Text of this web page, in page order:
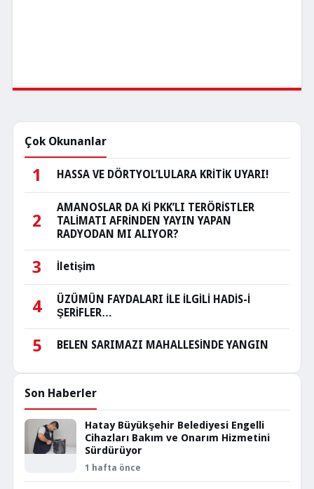
Çok Okunanlar
1 HASSA VE DÖRTYOL’LULARA KRİTİK UYARI!
2
AMANOSLAR DA Kİ PKK’LI TERÖRİSTLER
TALİMATI AFRİNDEN YAYIN YAPAN
RADYODAN MI ALIYOR?
3 İletişim
4
ÜZÜMÜN FAYDALARI İLE İLGİLİ HADİS-İ
ŞERİFLER…
5 BELEN SARIMAZI MAHALLESİNDE YANGIN
Son Haberler
Hatay Büyükşehir Belediyesi Engelli
Cihazları Bakım ve Onarım Hizmetini
Sürdürüyor
1 hafta önce